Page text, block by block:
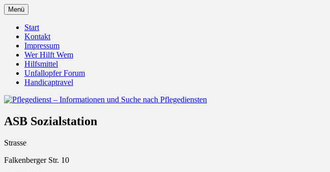
Zum
Inhalt
springen
Pflegedienst – Informationen und Suche nach
Menü
Start
Kontakt
Impressum
Wer Hilft Wem
Hilfsmittel
Unfallopfer Forum
Handicaptravel
ASB Sozialstation
Strasse
Falkenberger Str. 10